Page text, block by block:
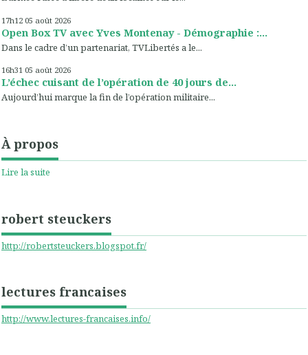
17h12 05 août 2026
Open Box TV avec Yves Montenay - Démographie :...
Dans le cadre d’un partenariat, TVLibertés a le...
16h31 05 août 2026
L’échec cuisant de l’opération de 40 jours de...
Aujourd’hui marque la fin de l’opération militaire...
À propos
Lire la suite
robert steuckers
http://robertsteuckers.blogspot.fr/
lectures francaises
http://www.lectures-francaises.info/